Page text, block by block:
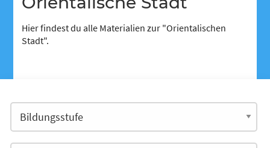
Hier findest du alle Materialien zur "Orientalischen
Stadt".